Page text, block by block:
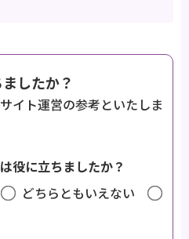
したか？
イト運営の参考といたしま
役に立ちましたか？
どちらともいえない